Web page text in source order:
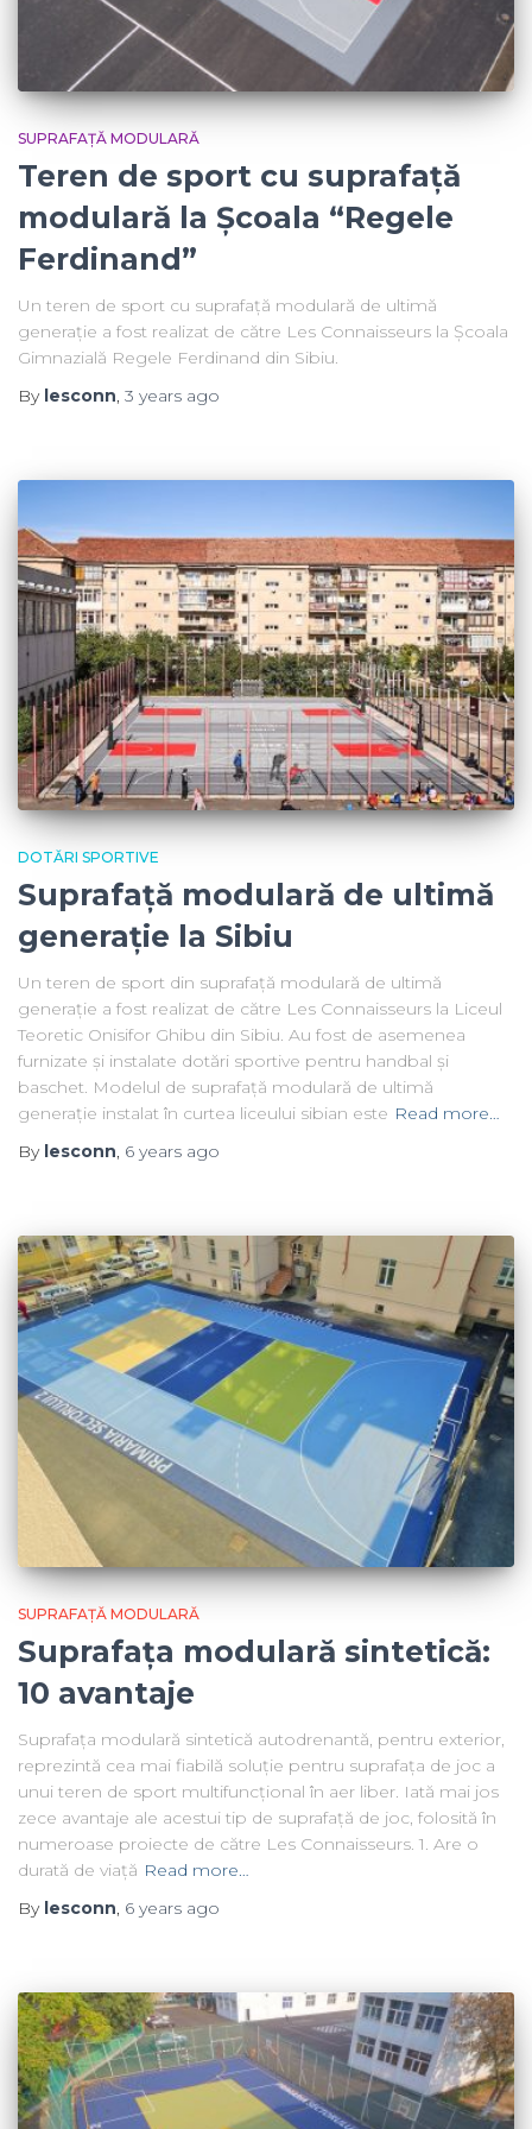
SUPRAFAȚĂ MODULARĂ
Teren de sport cu suprafață
modulară la Școala “Regele
Ferdinand”
Un teren de sport cu suprafață modulară de ultimă
generație a fost realizat de către Les Connaisseurs la Școala
Gimnazială Regele Ferdinand din Sibiu.
By lesconn, 3 years ago
DOTĂRI SPORTIVE
Suprafață modulară de ultimă
generație la Sibiu
Un teren de sport din suprafață modulară de ultimă
generație a fost realizat de către Les Connaisseurs la Liceul
Teoretic Onisifor Ghibu din Sibiu. Au fost de asemenea
furnizate și instalate dotări sportive pentru handbal și
baschet. Modelul de suprafață modulară de ultimă
generație instalat în curtea liceului sibian este Read more…
By lesconn, 6 years ago
SUPRAFAȚĂ MODULARĂ
Suprafața modulară sintetică:
10 avantaje
Suprafața modulară sintetică autodrenantă, pentru exterior,
reprezintă cea mai fiabilă soluție pentru suprafața de joc a
unui teren de sport multifuncțional în aer liber. Iată mai jos
zece avantaje ale acestui tip de suprafață de joc, folosită în
numeroase proiecte de către Les Connaisseurs. 1. Are o
durată de viață Read more…
By lesconn, 6 years ago